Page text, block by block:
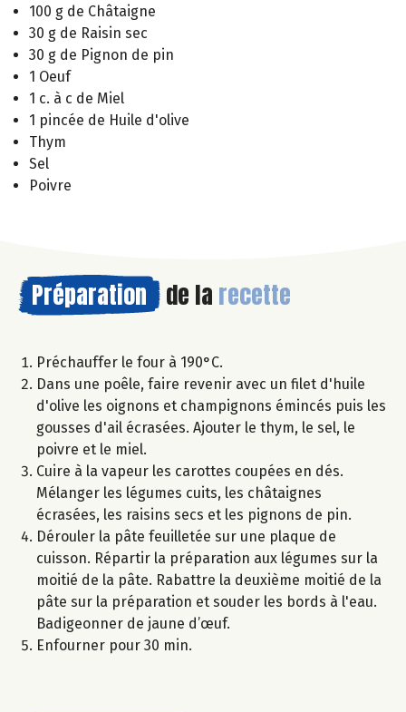
100 g de Châtaigne
30 g de Raisin sec
30 g de Pignon de pin
1 Oeuf
1 c. à c de Miel
1 pincée de Huile d'olive
Thym
Sel
Poivre
Préparation de la recette
Préchauffer le four à 190°C.
Dans une poêle, faire revenir avec un filet d'huile
d'olive les oignons et champignons émincés puis les
gousses d'ail écrasées. Ajouter le thym, le sel, le
poivre et le miel.
Cuire à la vapeur les carottes coupées en dés.
Mélanger les légumes cuits, les châtaignes
écrasées, les raisins secs et les pignons de pin.
Dérouler la pâte feuilletée sur une plaque de
cuisson. Répartir la préparation aux légumes sur la
moitié de la pâte. Rabattre la deuxième moitié de la
pâte sur la préparation et souder les bords à l'eau.
Badigeonner de jaune d’œuf.
Enfourner pour 30 min.